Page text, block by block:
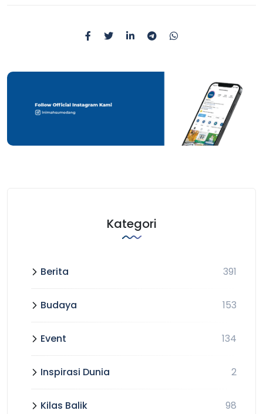
Kategori
Berita 391
Budaya 153
Event 134
Inspirasi Dunia 2
Kilas Balik 98